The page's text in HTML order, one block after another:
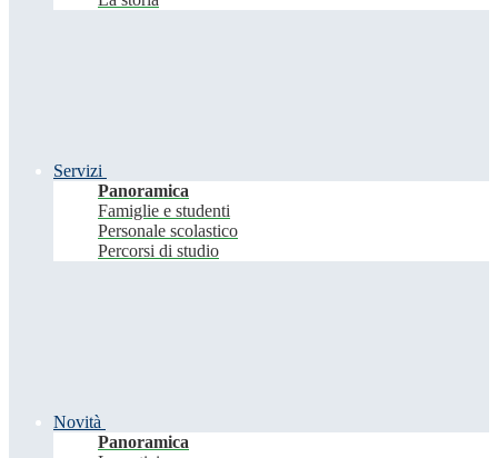
Servizi
Panoramica
Famiglie e studenti
Personale scolastico
Percorsi di studio
Novità
Panoramica